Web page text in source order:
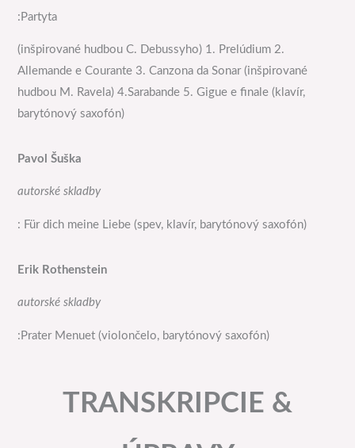
:Partyta
(inšpirované hudbou C. Debussyho) 1. Prelúdium 2.
Allemande e Courante 3. Canzona da Sonar (inšpirované
hudbou M. Ravela) 4.Sarabande 5. Gigue e finale (klavír,
barytónový saxofón)
Pavol Šuška
autorské skladby
: Für dich meine Liebe (spev, klavír, barytónový saxofón)
Erik Rothenstein
autorské skladby
:Prater Menuet (violončelo, barytónový saxofón)
TRANSKRIPCIE &